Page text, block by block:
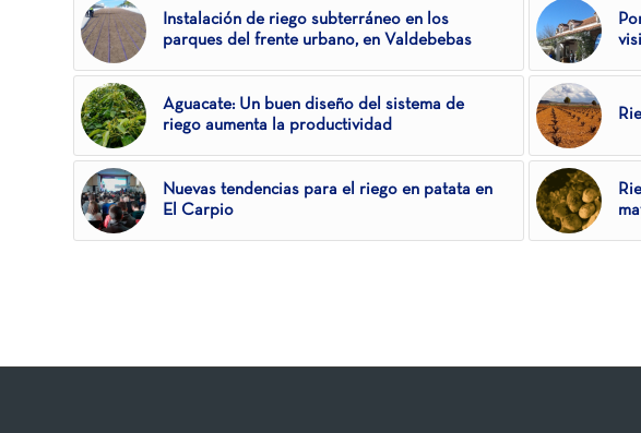
Instalación de riego subterráneo en los
parques del frente urbano, en Valdebebas
Aguacate: Un buen diseño del sistema de
riego aumenta la productividad
Nuevas tendencias para el riego en patata en
El Carpio